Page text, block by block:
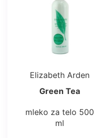
Elizabeth Arden
Green Tea
mleko za telo 500
ml